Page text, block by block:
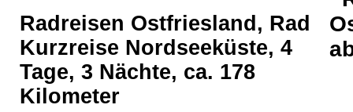
Radreisen Ostfriesland, Rad
Kurzreise Nordseeküste, 4
Tage, 3 Nächte, ca. 178
Kilometer